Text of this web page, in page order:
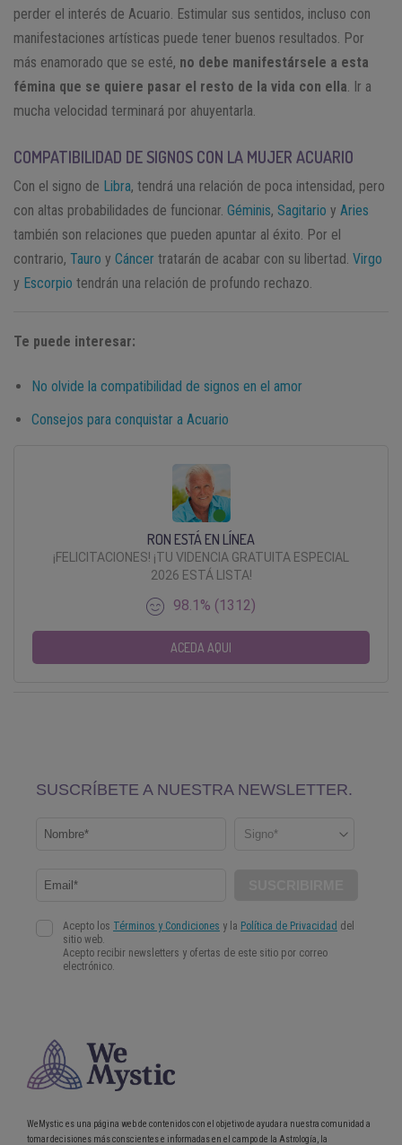
perder el interés de Acuario. Estimular sus sentidos, incluso con
manifestaciones artísticas puede tener buenos resultados. Por
más enamorado que se esté, no debe manifestársele a esta
fémina que se quiere pasar el resto de la vida con ella. Ir a
mucha velocidad terminará por ahuyentarla.
COMPATIBILIDAD DE SIGNOS CON LA MUJER ACUARIO
Con el signo de Libra, tendrá una relación de poca intensidad, pero
con altas probabilidades de funcionar. Géminis, Sagitario y Aries
también son relaciones que pueden apuntar al éxito. Por el
contrario, Tauro y Cáncer tratarán de acabar con su libertad. Virgo
y Escorpio tendrán una relación de profundo rechazo.
Te puede interesar:
No olvide la compatibilidad de signos en el amor
Consejos para conquistar a Acuario
RON ESTÁ EN LÍNEA
¡FELICITACIONES! ¡TU VIDENCIA GRATUITA ESPECIAL
2026 ESTÁ LISTA!
98.1% (1312)
ACEDA AQUI
WeMystic es una página web de contenidos con el objetivo de ayudar a nuestra comunidad a
tomar decisiones más conscientes e informadas en el campo de la Astrología, la